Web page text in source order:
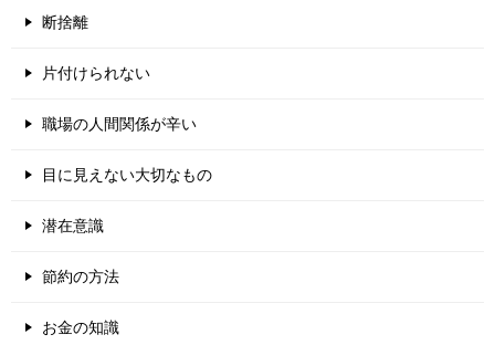
断捨離
片付けられない
職場の人間関係が辛い
目に見えない大切なもの
潜在意識
節約の方法
お金の知識